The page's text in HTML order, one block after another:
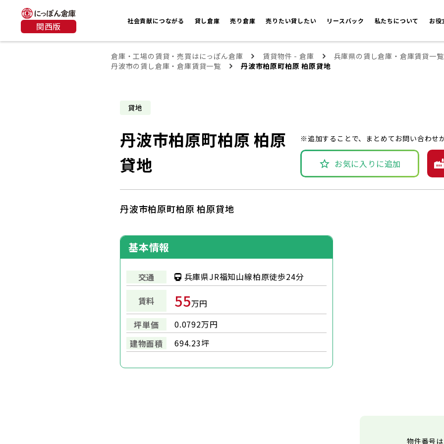
関西版 社会貢献につながる 貸し倉庫 売り倉庫 売りたい貸したい リースバック 私たちについて お役
倉庫・工場の賃貸・売買はにっぽん倉庫 賃貸物件 - 倉庫
兵庫県の賃し倉庫・倉庫賃貸一覧
丹波市の賃し倉庫・倉庫賃貸一覧
丹波市柏原町柏原 柏原貸地
貸地
丹波市柏原町柏原 柏原
貸地
※追加することで、まとめてお問い合わせ
お気に入りに追加
丹波市柏原町柏原 柏原貸地
基本情報
交通 兵庫県JR福知山線柏原徒歩24分
賃料 55万円
坪単価
0.0792万円
建物面積
694.23坪
物件番号は